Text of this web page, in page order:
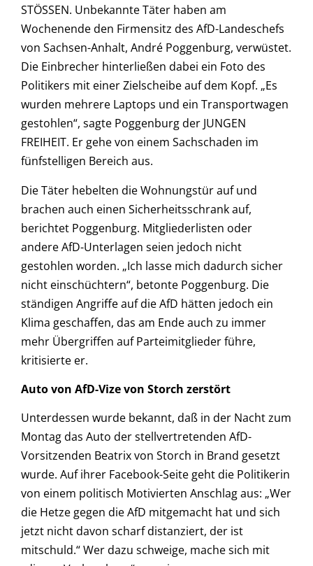
STÖSSEN. Unbekannte Täter haben am
Wochenende den Firmensitz des AfD-Landeschefs
von Sachsen-Anhalt, André Poggenburg, verwüstet.
Die Einbrecher hinterließen dabei ein Foto des
Politikers mit einer Zielscheibe auf dem Kopf. „Es
wurden mehrere Laptops und ein Transportwagen
gestohlen“, sagte Poggenburg der JUNGEN
FREIHEIT. Er gehe von einem Sachschaden im
fünfstelligen Bereich aus.
Die Täter hebelten die Wohnungstür auf und
brachen auch einen Sicherheitsschrank auf,
berichtet Poggenburg. Mitgliederlisten oder
andere AfD-Unterlagen seien jedoch nicht
gestohlen worden. „Ich lasse mich dadurch sicher
nicht einschüchtern“, betonte Poggenburg. Die
ständigen Angriffe auf die AfD hätten jedoch ein
Klima geschaffen, das am Ende auch zu immer
mehr Übergriffen auf Parteimitglieder führe,
kritisierte er.
Auto von AfD-Vize von Storch zerstört
Unterdessen wurde bekannt, daß in der Nacht zum
Montag das Auto der stellvertretenden AfD-
Vorsitzenden Beatrix von Storch in Brand gesetzt
wurde. Auf ihrer Facebook-Seite geht die Politikerin
von einem politisch Motivierten Anschlag aus: „Wer
die Hetze gegen die AfD mitgemacht hat und sich
jetzt nicht davon scharf distanziert, der ist
mitschuld.“ Wer dazu schweige, mache sich mit